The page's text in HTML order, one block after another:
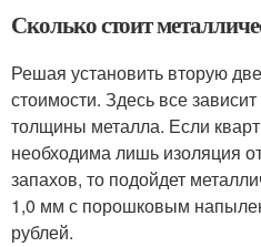
Сколько стоит
Решая установить вторую
стоимости. Здесь все
толщины металла. Если
необходима лишь изоляция
запахов, то подойдет
1,0 мм с порошковым
рублей.